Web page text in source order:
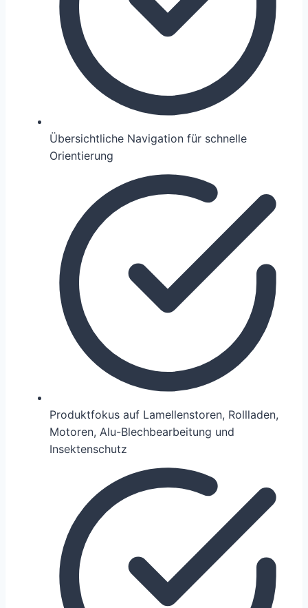
Übersichtliche Navigation für schnelle
Orientierung
Produktfokus auf Lamellenstoren, Rollladen,
Motoren, Alu-Blechbearbeitung und
Insektenschutz